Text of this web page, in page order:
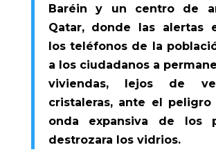
Baréin y un centro de
Qatar, donde las alertas
los teléfonos de la
a los ciudadanos a
viviendas, lejos de
cristaleras, ante el
onda expansiva de los
destrozara los vidrios.